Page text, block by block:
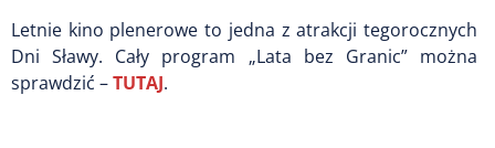
Letnie kino plenerowe to jedna z atrakcji tegorocznych
Dni Sławy. Cały program „Lata bez Granic” można
sprawdzić –TUTAJ.